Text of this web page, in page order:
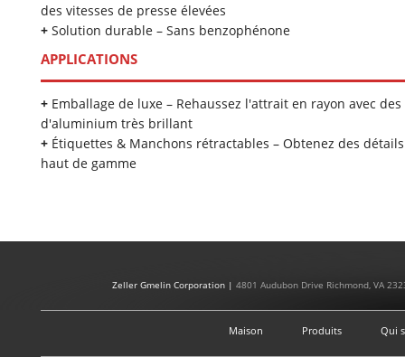
des vitesses de presse élevées
+ Solution durable – Sans benzophénone
APPLICATIONS
+ Emballage de luxe – Rehaussez l'attrait en rayon avec
d'aluminium très brillant
+ Étiquettes & Manchons rétractables – Obtenez des
haut de gamme
Zeller Gmelin Corporation | 4801 Audubon Drive Richmond, VA
Maison Produits Qui